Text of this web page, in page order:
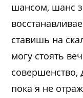
шансом, шанс
ставишь на
могу стоять
пока я не